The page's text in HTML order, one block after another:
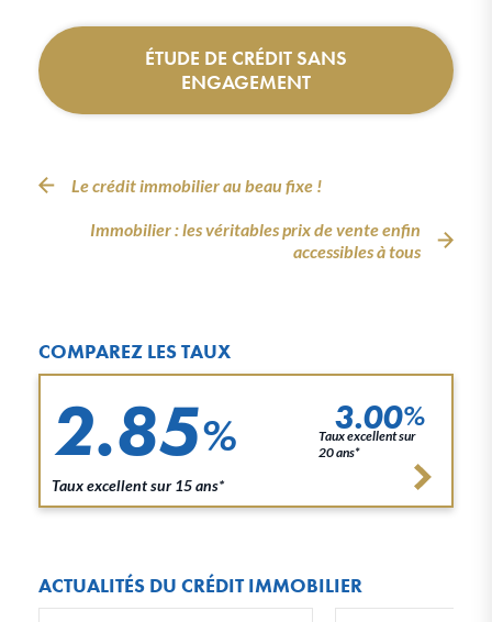
ÉTUDE DE CRÉDIT SANS
ENGAGEMENT
Le crédit immobilier au beau fixe !
Immobilier : les véritables prix de vente enfin
accessibles à tous
COMPAREZ LES TAUX
2.85%
Taux excellent sur 15 ans*
3.00%
Taux excellent sur
20 ans*
ACTUALITÉS DU CRÉDIT IMMOBILIER